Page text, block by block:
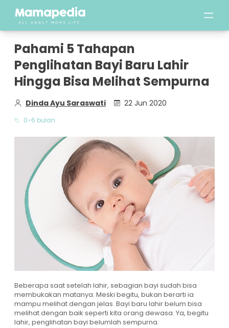
Pahami 5 Tahapan
Penglihatan Bayi Baru Lahir
Hingga Bisa Melihat Sempurna
Dinda Ayu Saraswati 22 Jun 2020
0-6 bulan
Beberapa saat setelah lahir, sebagian bayi sudah bisa
membukakan matanya. Meski begitu, bukan berarti ia
mampu melihat dengan jelas. Bayi baru lahir belum bisa
melihat dengan baik seperti kita orang dewasa. Ya, begitu
lahir, penglihatan bayi belumlah sempurna.